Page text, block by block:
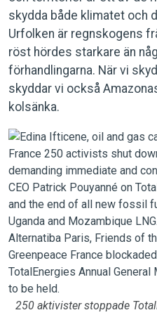
skydda både klimatet och
Urfolken är regnskogens
röst hördes starkare än
förhandlingarna. När vi
skyddar vi också
kolsänka.
250 aktivister stoppade